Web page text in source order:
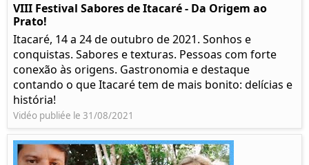
VIII Festival Sabores de Itacaré - Da Origem ao
Prato!
Itacaré, 14 a 24 de outubro de 2021. Sonhos e
conquistas. Sabores e texturas. Pessoas com forte
conexão às origens. Gastronomia e destaque
contando o que Itacaré tem de mais bonito: delícias e
história!
Vidéo publiée le 31/08/2021